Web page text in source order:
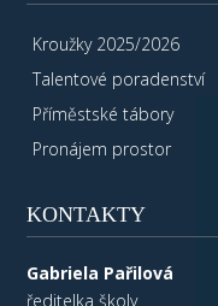
Kroužky 2025/2026
Talentové poradenství
Příměstské tábory
Pronájem prostor
KONTAKTY
Gabriela Pařilová
ředitelka školy